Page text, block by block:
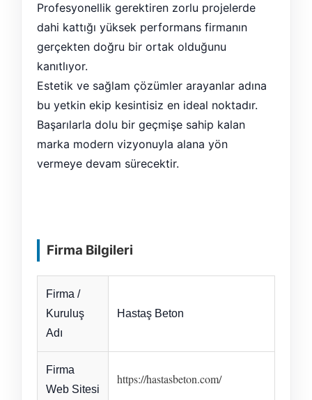
Profesyonellik gerektiren zorlu projelerde
dahi kattığı yüksek performans firmanın
gerçekten doğru bir ortak olduğunu
kanıtlıyor.
Estetik ve sağlam çözümler arayanlar adına
bu yetkin ekip kesintisiz en ideal noktadır.
Başarılarla dolu bir geçmişe sahip kalan
marka modern vizyonuyla alana yön
vermeye devam sürecektir.
Firma Bilgileri
Firma /
Kuruluş
Adı
Hastaş Beton
Firma
Web Sitesi
https://hastasbeton.com/